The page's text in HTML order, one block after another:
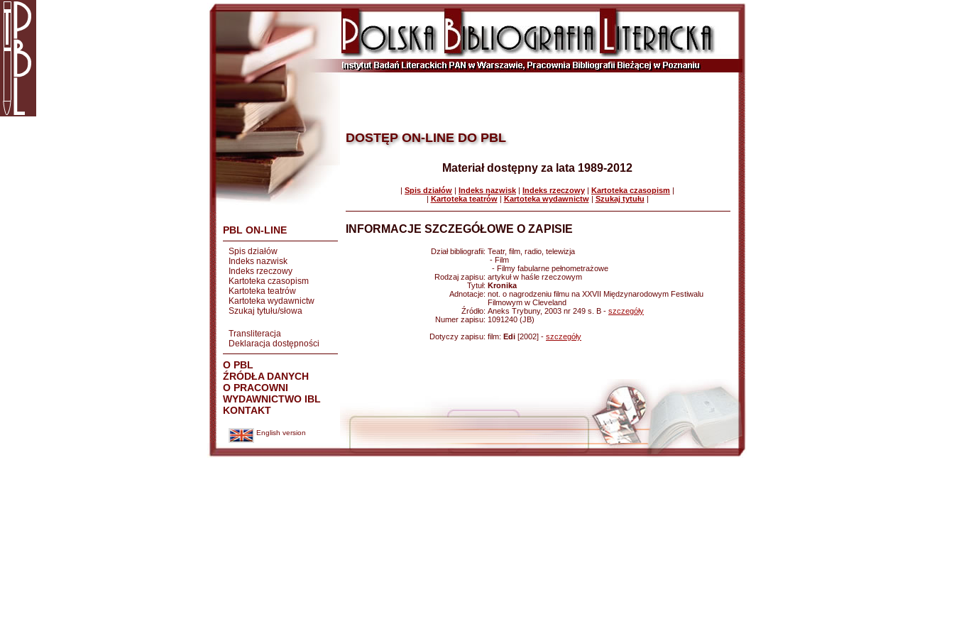
PBL ON-LINE
Spis działów
Indeks nazwisk
Indeks rzeczowy
Kartoteka czasopism
Kartoteka teatrów
Kartoteka wydawnictw
Szukaj tytułu/słowa
Transliteracja
Deklaracja dostępności
O PBL
ŹRÓDŁA DANYCH
O PRACOWNI
WYDAWNICTWO IBL
KONTAKT
English version
DOSTĘP ON-LINE DO PBL
Materiał dostępny za lata 1989-2012
| Spis działów | Indeks nazwisk | Indeks rzeczowy | Kartoteka czasopism |
| Kartoteka teatrów| Kartoteka wydawnictw| Szukaj tytułu |
INFORMACJE SZCZEGÓŁOWE O ZAPISIE
Dział bibliografii: Teatr, film, radio, telewizja
- Film
- Filmy fabularne pełnometrażowe
Rodzaj zapisu: artykuł w haśle rzeczowym
Tytuł: Kronika
Adnotacje: not. o nagrodzeniu filmu na XXVII Międzynarodowym Festiwalu
Filmowym w Cleveland
Źródło: Aneks Trybuny, 2003 nr 249 s. B - szczegóły
Numer zapisu: 1091240 (JB)
Dotyczy zapisu: film: Edi [2002] - szczegóły